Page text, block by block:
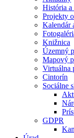
História a
Projekty
Kalendár
Knižnica
Územný
Mapový
Virtuálna
Cintorín
Sociálne
GDPR